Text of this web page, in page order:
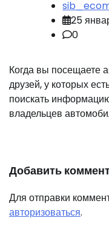
25
0
Когда вы посещаете
друзей, у которых
поискать
владельцев
Добавить
Для отправки
авторизоваться.